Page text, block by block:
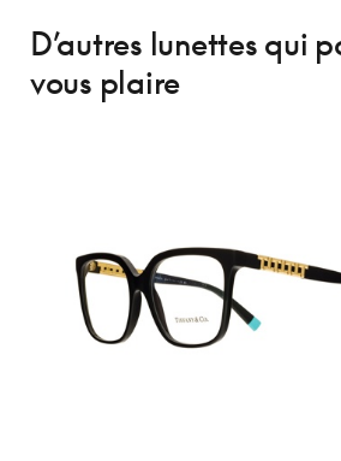
D’autres lunettes qui
vous plaire